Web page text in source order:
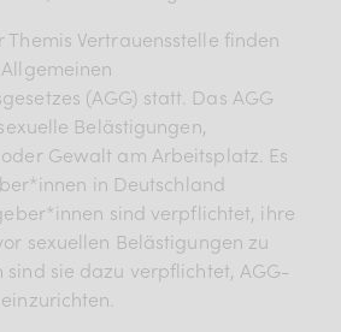
Vertrauensstelle finden
(AGG) statt. Das AGG
Belästigungen,
Gewalt am Arbeitsplatz. Es
in Deutschland
sind verpflichtet, ihre
sexuellen Belästigungen zu
sind sie dazu verpflichtet, AGG-